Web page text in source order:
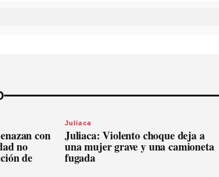
con
no
de
Juliaca
Juliaca: Violento choque deja a
una mujer grave y una camioneta
fugada